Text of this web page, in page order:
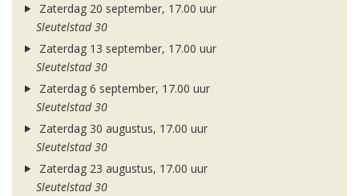
Zaterdag 20 september, 17.00 uur
Sleutelstad 30
Zaterdag 13 september, 17.00 uur
Sleutelstad 30
Zaterdag 6 september, 17.00 uur
Sleutelstad 30
Zaterdag 30 augustus, 17.00 uur
Sleutelstad 30
Zaterdag 23 augustus, 17.00 uur
Sleutelstad 30